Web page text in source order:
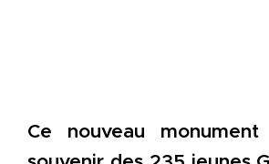
Ce nouveau